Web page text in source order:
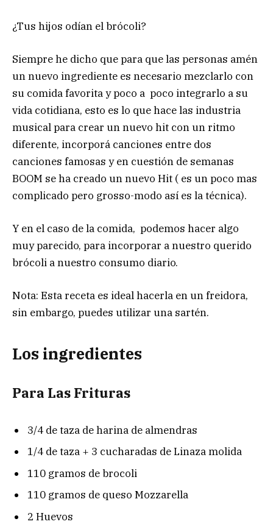
¿Tus hijos odían el brócoli?
Siempre he dicho que para que las personas amén
un nuevo ingrediente es necesario mezclarlo con
su comida favorita y poco a poco integrarlo a su
vida cotidiana, esto es lo que hace las industria
musical para crear un nuevo hit con un ritmo
diferente, incorporá canciones entre dos
canciones famosas y en cuestión de semanas
BOOM se ha creado un nuevo Hit ( es un poco mas
complicado pero grosso-modo así es la técnica).
Y en el caso de la comida, podemos hacer algo
muy parecido, para incorporar a nuestro querido
brócoli a nuestro consumo diario.
Nota: Esta receta es ideal hacerla en un freidora,
sin embargo, puedes utilizar una sartén.
Los ingredientes
Para Las Frituras
3/4 de taza de harina de almendras
1/4 de taza + 3 cucharadas de Linaza molida
110 gramos de brocoli
110 gramos de queso Mozzarella
2 Huevos